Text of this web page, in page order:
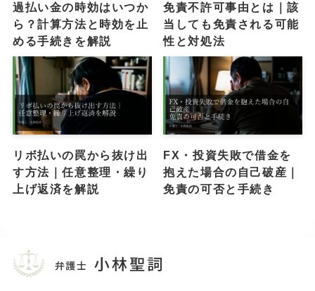
過払い金の時効はいつか
ら？計算方法と時効を止
める手続きを解説
免責不許可事由とは｜該
当しても免責される可能
性と対処法
リボ払いの罠から抜け出
す方法｜任意整理・繰り
上げ返済を解説
FX・投資失敗で借金を
抱えた場合の自己破産｜
免責の可否と手続き